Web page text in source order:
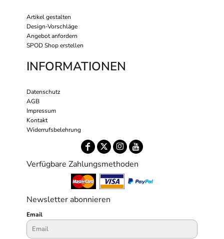
Artikel gestalten
Design-Vorschläge
Angebot anfordern
SPOD Shop erstellen
INFORMATIONEN
Datenschutz
AGB
Impressum
Kontakt
Widerrufsbelehrung
Verfügbare Zahlungsmethoden
Newsletter abonnieren
Email